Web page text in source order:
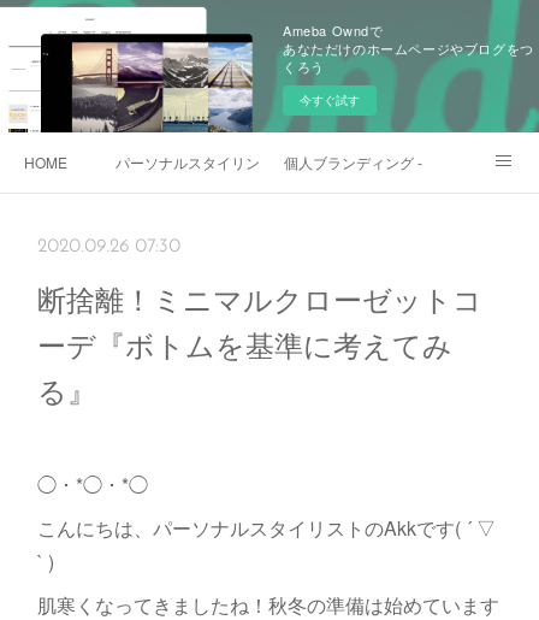
Ameba Owndで
あなただけのホームページやブログをつ
くろう
今すぐ試す
HOME パーソナルスタイリング - 一般向け個人ブランディング - ビジネスマン・
2020.09.26 07:30
断捨離！ミニマルクローゼットコ
ーデ『ボトムを基準に考えてみ
る』
◯・*◯・*◯
こんにちは、パーソナルスタイリストのAkkです( ´ ▽
` )
肌寒くなってきましたね！秋冬の準備は始めています